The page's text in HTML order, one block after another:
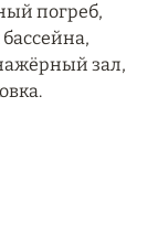
погреб,
зал,